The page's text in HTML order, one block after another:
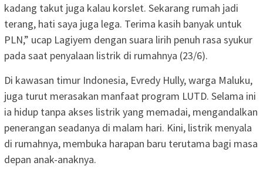
kadang takut juga kalau korslet. Sekarang rumah jadi
terang, hati saya juga lega. Terima kasih banyak untuk
PLN,” ucap Lagiyem dengan suara lirih penuh rasa syukur
pada saat penyalaan listrik di rumahnya (23/6).
Di kawasan timur Indonesia, Evredy Hully, warga Maluku,
juga turut merasakan manfaat program LUTD. Selama ini
ia hidup tanpa akses listrik yang memadai, mengandalkan
penerangan seadanya di malam hari. Kini, listrik menyala
di rumahnya, membuka harapan baru terutama bagi masa
depan anak-anaknya.